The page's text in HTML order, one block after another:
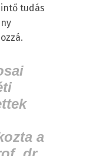
tudás
a